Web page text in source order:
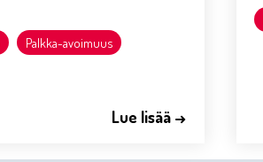
Palkka-avoimuus
Lue lisää →